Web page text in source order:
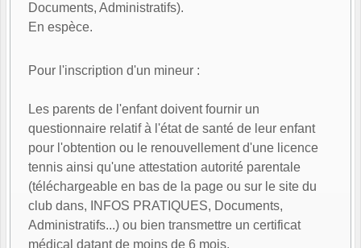
Documents, Administratifs).
En espèce.
Pour l'inscription d'un mineur :
Les parents de l'enfant doivent fournir un
questionnaire relatif à l'état de santé de leur enfant
pour l'obtention ou le renouvellement d'une licence
tennis ainsi qu'une attestation autorité parentale
(téléchargeable en bas de la page ou sur le site du
club dans, INFOS PRATIQUES, Documents,
Administratifs...) ou bien transmettre un certificat
médical datant de moins de 6 mois.